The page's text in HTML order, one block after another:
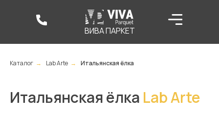
ВИВА ПАРКЕТ
Каталог → Lab Arte → Итальянская ёлка
Итальянская ёлка Lab Arte